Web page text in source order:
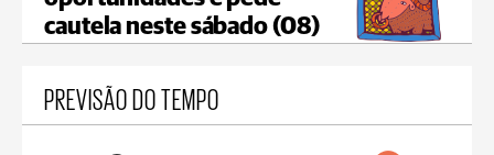
cautela neste sábado (08)
PREVISÃO DO TEMPO